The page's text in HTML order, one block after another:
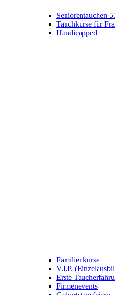
Seniorentauchen
Tauchkurse für
Handicapped
Familienkurse
V.I.P.
Erste
Firmenevents